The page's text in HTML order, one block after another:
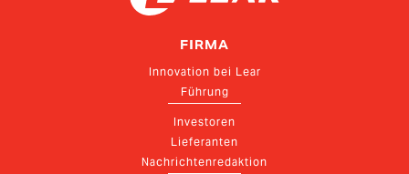
FIRMA
Innovation bei Lear
Führung
Investoren
Lieferanten
Nachrichtenredaktion